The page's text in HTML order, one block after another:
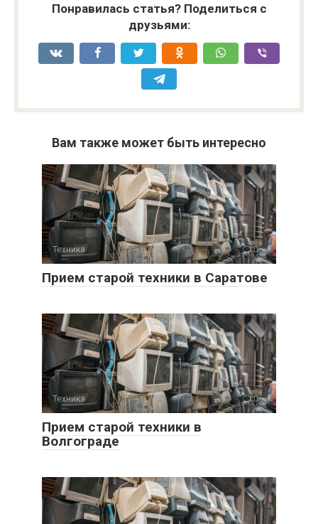
Понравилась статья? Поделиться с
друзьями:
Вам также может быть интересно
Техника 0
Прием старой техники в Саратове
Техника 0
Прием старой техники в
Волгограде